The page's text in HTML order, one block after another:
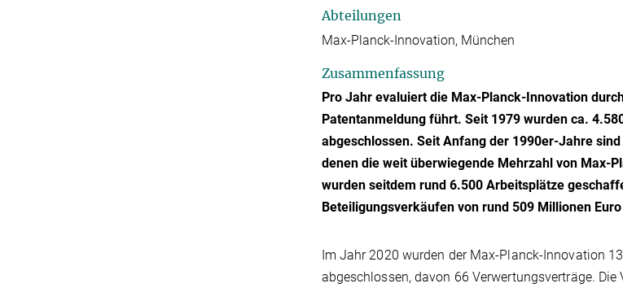
Abteilungen
Max-Planck-Innovation, München
Zusammenfassung
Pro Jahr evaluiert die Max-Planck-Innovation
Patentanmeldung führt. Seit 1979 wurden ca.
abgeschlossen. Seit Anfang der 1990er-Jahre
denen die weit überwiegende Mehrzahl von Max-
wurden seitdem rund 6.500 Arbeitsplätze
Beteiligungsverkäufen von rund 509 Millionen
Im Jahr 2020 wurden der Max-Planck-Innovation
abgeschlossen, davon 66 Verwertungsverträge.